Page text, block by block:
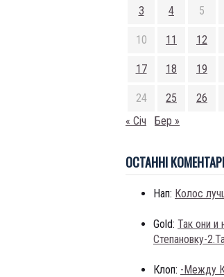
3 4 5
10 11 12
17 18 19
24 25 26
« Січ
Бер »
ОСТАННI КОМЕНТАРI
Нап: Колос
Gold: Так они и
Степановку-
Клоп: -Между